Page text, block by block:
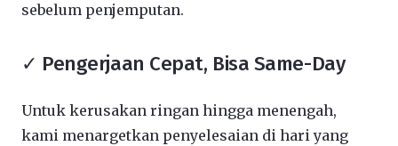
sebelum penjemputan.
✓ Pengerjaan Cepat, Bisa Same-Day
Untuk kerusakan ringan hingga menengah,
kami menargetkan penyelesaian di hari yang